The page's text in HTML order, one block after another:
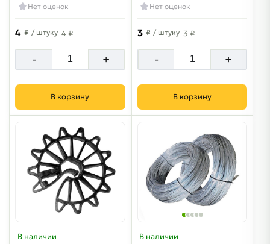
Нет оценок
4 ₽ / штуку 4 ₽
- +
В корзину
Нет оценок
3 ₽ / штуку 3 ₽
- +
В корзину
В наличии
В наличии